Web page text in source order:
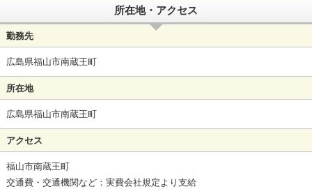
所在地・アクセス
勤務先
広島県福山市南蔵王町
所在地
広島県福山市南蔵王町
アクセス
福山市南蔵王町
交通費・交通機関など：実費会社規定より支給